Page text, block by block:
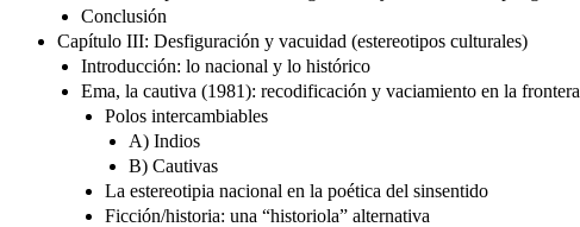
Conclusión
Capítulo III: Desfiguración y vacuidad (estereotipos culturales)
Introducción: lo nacional y lo histórico
Ema, la cautiva (1981): recodificación y vaciamiento en la frontera
Polos intercambiables
A) Indios
B) Cautivas
La estereotipia nacional en la poética del sinsentido
Ficción/historia: una “historiola” alternativa